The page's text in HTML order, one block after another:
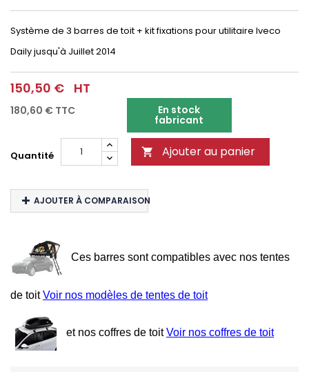
Système de 3 barres de toit + kit fixations pour utilitaire Iveco
Dailyjusqu'à Juillet 2014
150,50 € HT
180,60 € TTC En stock
fabricant
Quantité  Ajouter au panier
AJOUTER À COMPARAISON
Ces barres sont compatibles avec nos tentes
de toitVoir nos modèles de tentes de toit
et nos coffres de toitVoir nos coffres de toit